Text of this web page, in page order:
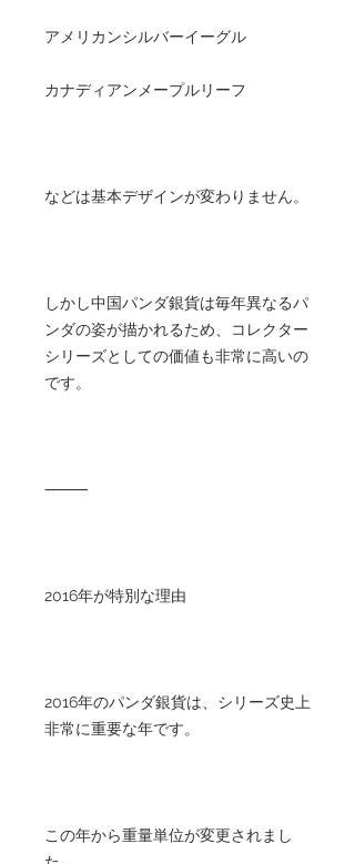
アメリカンシルバーイーグル
カナディアンメープルリーフ
などは基本デザインが変わりません。
しかし中国パンダ銀貨は毎年異なるパ
ンダの姿が描かれるため、コレクター
シリーズとしての価値も非常に高いの
です。
⸻
2016年が特別な理由
2016年のパンダ銀貨は、シリーズ史上
非常に重要な年です。
この年から重量単位が変更されまし